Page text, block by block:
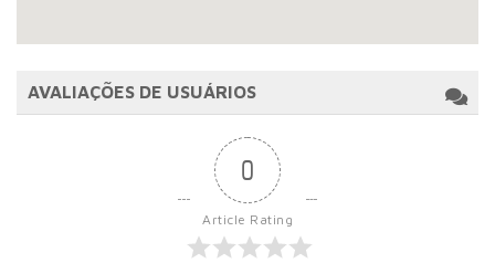
AVALIAÇÕES DE USUÁRIOS
0
Article Rating